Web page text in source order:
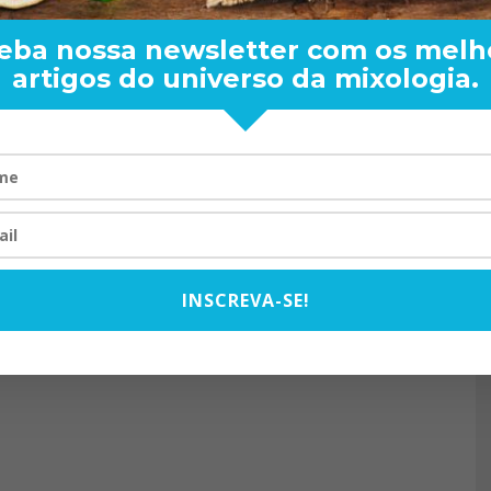
RAND BARTENDER: DE
VISTA PARA O MUNDO
nossa newsletter com os
artigos do universo da mixologia.
INSCREVA-SE!